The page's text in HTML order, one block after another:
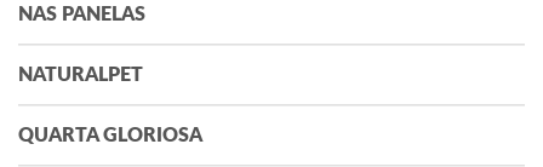
NAS PANELAS
NATURALPET
QUARTA GLORIOSA